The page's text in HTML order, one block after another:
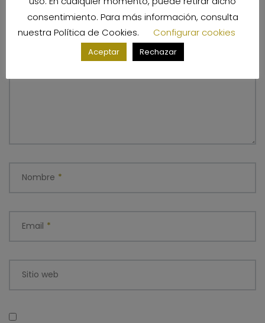
campos obligatorios están marcados con*
Nombre *
Email *
Sitio web
consentimiento. Para más información, consulta
nuestra Política de Cookies. Configurar cookies
Aceptar Rechazar